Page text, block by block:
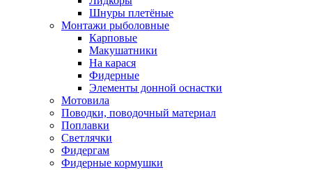
Шнуры плетёные
Монтажи рыболовные
Карповые
Макушатники
На карася
Фидерные
Элементы донной оснастки
Мотовила
Поводки, поводочный материал
Поплавки
Светлячки
Фидергам
Фидерные кормушки